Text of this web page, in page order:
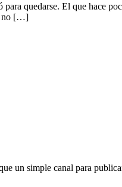
quedarse. El que hace
no […]
un simple canal para